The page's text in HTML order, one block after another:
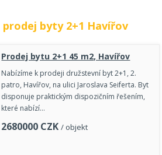
prodej byty 2+1 Havířov
Prodej bytu 2+1 45 m2, Havířov
Nabízíme k prodeji družstevní byt 2+1, 2.
patro, Havířov, na ulici Jaroslava Seiferta. Byt
disponuje praktickým dispozičním řešením,
které nabízí…
2680000 CZK / objekt